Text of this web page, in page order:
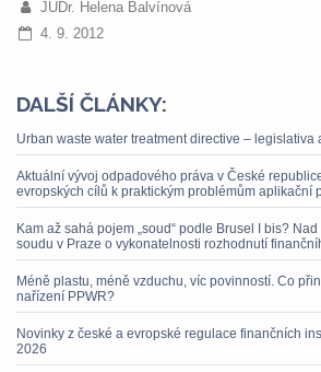
JUDr. Helena Balvínová
4. 9. 2012
DALŠÍ ČLÁNKY:
Urban waste water treatment directive – legislativa
Aktuální vývoj odpadového práva v České
evropských cílů k praktickým problémům aplikační
Kam až sahá pojem „soud“ podle Brusel I bis?
soudu v Praze o vykonatelnosti rozhodnutí
Méně plastu, méně vzduchu, víc povinností. Co
nařízení PPWR?
Novinky z české a evropské regulace finančních
2026